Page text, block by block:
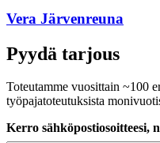
Vera Järvenreuna
Pyydä tarjous
Toteutamme vuosittain ~100
työpajatoteutuksista
Kerro sähköpostiosoitteesi,